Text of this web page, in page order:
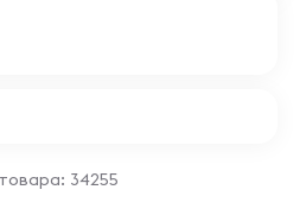
34255